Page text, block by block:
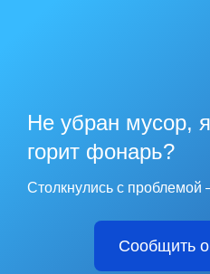
Не убран мусор,
горит фонарь?
Столкнулись с
Сообщить